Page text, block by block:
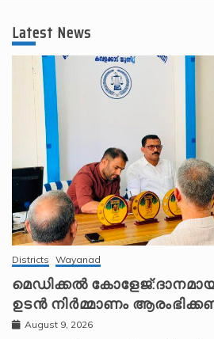
Latest News
Districts Wayanad
മെഡിക്കൽ
ഉടൻ നിർമ്മാണം
August 9, 2026